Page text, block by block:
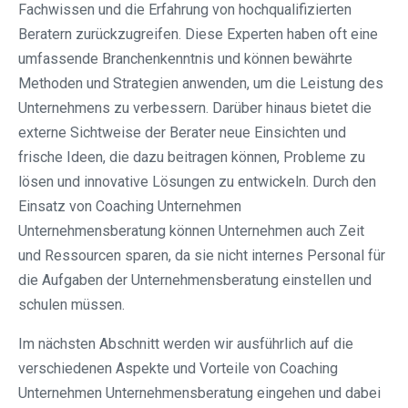
Fachwissen und die Erfahrung von hochqualifizierten
Beratern zurückzugreifen. Diese Experten haben oft eine
umfassende Branchenkenntnis und können bewährte
Methoden und Strategien anwenden, um die Leistung des
Unternehmens zu verbessern. Darüber hinaus bietet die
externe Sichtweise der Berater neue Einsichten und
frische Ideen, die dazu beitragen können, Probleme zu
lösen und innovative Lösungen zu entwickeln. Durch den
Einsatz von Coaching Unternehmen
Unternehmensberatung können Unternehmen auch Zeit
und Ressourcen sparen, da sie nicht internes Personal für
die Aufgaben der Unternehmensberatung einstellen und
schulen müssen.
Im nächsten Abschnitt werden wir ausführlich auf die
verschiedenen Aspekte und Vorteile von Coaching
Unternehmen Unternehmensberatung eingehen und dabei